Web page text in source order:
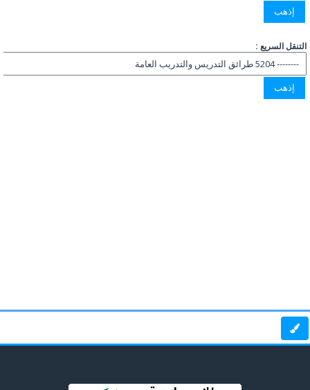
التنقل السريع :